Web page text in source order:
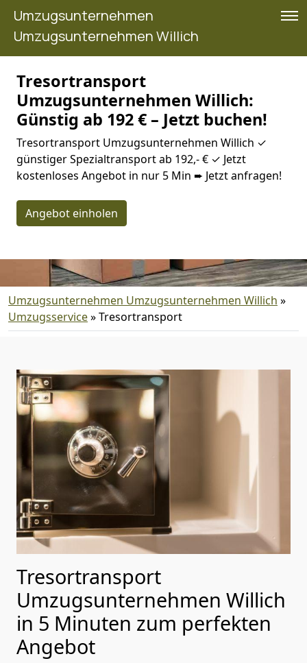
Umzugsunternehmen
Umzugsunternehmen Willich
Tresortransport
Umzugsunternehmen Willich:
Günstig ab 192 € – Jetzt buchen!
Tresortransport Umzugsunternehmen Willich ✓
günstiger Spezialtransport ab 192,- € ✓ Jetzt
kostenloses Angebot in nur 5 Min ➨ Jetzt anfragen!
Angebot einholen
Umzugsunternehmen Umzugsunternehmen Willich »
Umzugsservice»Tresortransport
Tresortransport
Umzugsunternehmen Willich
in 5 Minuten zum perfekten
Angebot